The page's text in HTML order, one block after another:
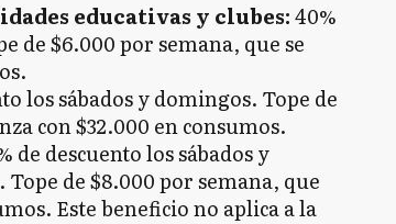
educativas y clubes:40%
de $6.000 por semana, que se
los sábados y domingos. Tope de
con $32.000 en consumos.
de descuento los sábados y
de $8.000 por semana, que
Este beneficio no aplica a la